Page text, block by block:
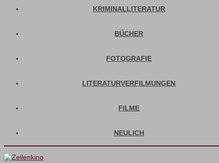
KRIMINALLITERATUR
BÜCHER
FOTOGRAFIE
LITERATURVERFILMUNGEN
FILME
NEULICH